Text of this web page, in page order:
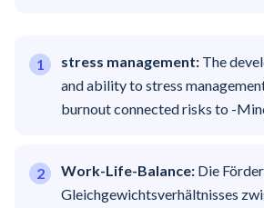
stress management: The
and ability to stress
burnout connected risks to -
Work-Life-Balance: Die
Gleichgewichtsverhältnisses